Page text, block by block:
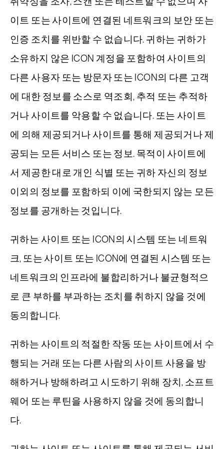
이트 또는 사이트에 연결된 네트워크의 보안 또는
인증 조치를 위반할 수 없습니다. 귀하는 귀하가
소유하지 않은 ICON 계정을 포함하여 사이트의
다른 사용자 또는 방문자 또는 ICON의 다른 고객
에 대한 정보를 소스로 역조회, 추적 또는 추적하
거나 사이트를 악용할 수 없습니다. 또는 사이트
에 의해 제공되거나 사이트를 통해 제공되거나 제
공되는 모든 서비스 또는 정보. 목적이 사이트에
서 제공한 대로 개인 식별 또는 귀하 자신의 정보
이외의 정보를 포함하되 이에 국한되지 않는 모든
정보를 공개하는 것입니다.
귀하는 사이트 또는 ICON의 시스템 또는 네트워
크, 또는 사이트 또는 ICON에 연결된 시스템 또는
네트워크의 인프라에 불합리하거나 불균형적으
로 큰 부하를 부과하는 조치를 취하지 않을 것에
동의합니다.
귀하는 사이트의 적절한 작동 또는 사이트에서 수
행되는 거래 또는 다른 사람의 사이트 사용을 방
해하거나 방해하려고 시도하기 위해 장치, 소프트
웨어 또는 루틴을 사용하지 않을 것에 동의합니
다.